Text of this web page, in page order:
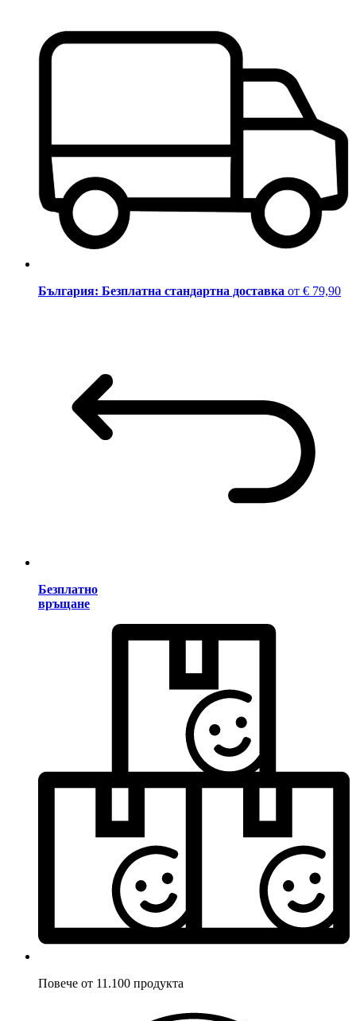
България: Безплатна стандартна доставка от € 79,90
Безплатно
връщане
Повече от 11.100 продукта